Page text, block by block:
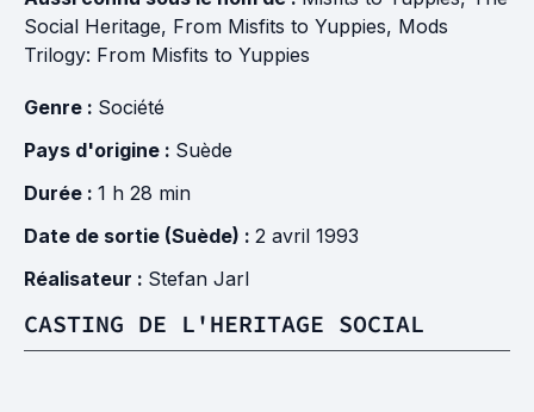
Social Heritage, From Misfits to Yuppies, Mods
Trilogy: From Misfits to Yuppies
Genre : Société
Pays d'origine : Suède
Durée : 1 h 28 min
Date de sortie (Suède) : 2 avril 1993
Réalisateur : Stefan Jarl
CASTING DE L'HERITAGE SOCIAL